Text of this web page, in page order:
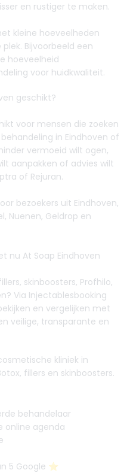
en rustiger te maken.
kleine hoeveelheden
Bijvoorbeeld een
hoeveelheid
voor huidkwaliteit.
geschikt?
voor mensen die zoeken
in Eindhoven of
vermoeid wilt ogen,
aanpakken of advies wilt
of Rejuran.
bezoekers uit Eindhoven,
Nuenen, Geldrop en
nu At Soap Eindhoven
skinboosters, Profhilo,
Via Injectablesbooking
en vergelijken met
veilige, transparante en
kliniek in
fillers en skinboosters.
behandelaar
online agenda
5 Google ⭐️